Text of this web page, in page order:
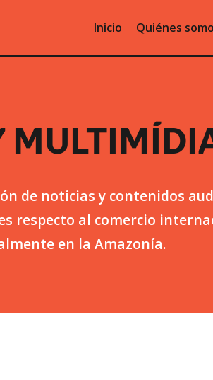
Inicio Quiénes
de noticias y contenidos
respecto al comercio
en la Amazonía.